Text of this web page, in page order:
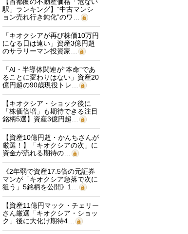
駅」ランキング】“中古マンシ
ョン売れ行き鈍化”のワ…
「キオクシアが再び株価10万円
になる日は遠い」資産3億円超
のサラリーマン投資家…
「AI・半導体関連が“本命”であ
ることに変わりはない」資産20
億円超の90歳現役トレ…
【キオクシア・ショック後に
「株価倍増」も期待できる注目
銘柄5選】資産3億円超…
【資産10億円超・かんちさんが
厳選！】「キオクシアの次」に
資金が流れる期待の…
《2年弱で資産17.5倍の元証券
マンが「キオクシア急落で次に
狙う」5銘柄を公開》1…
【資産11億円マック・チェリー
さん厳選「キオクシア・ショッ
ク」後に大化け期待4…